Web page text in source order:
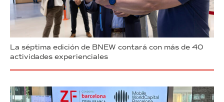
La séptima edición de BNEW contará con más de 40
actividades experienciales